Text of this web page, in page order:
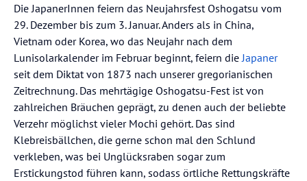
Die JapanerInnen feiern das Neujahrsfest Oshogatsu vom
29. Dezember bis zum 3. Januar. Anders als in China,
Vietnam oder Korea, wo das Neujahr nach dem
Lunisolarkalender im Februar beginnt, feiern die Japaner
seit dem Diktat von 1873 nach unserer gregorianischen
Zeitrechnung. Das mehrtägige Oshogatsu-Fest ist von
zahlreichen Bräuchen geprägt, zu denen auch der beliebte
Verzehr möglichst vieler Mochi gehört. Das sind
Klebreisbällchen, die gerne schon mal den Schlund
verkleben, was bei Unglücksraben sogar zum
Erstickungstod führen kann, sodass örtliche Rettungskräfte